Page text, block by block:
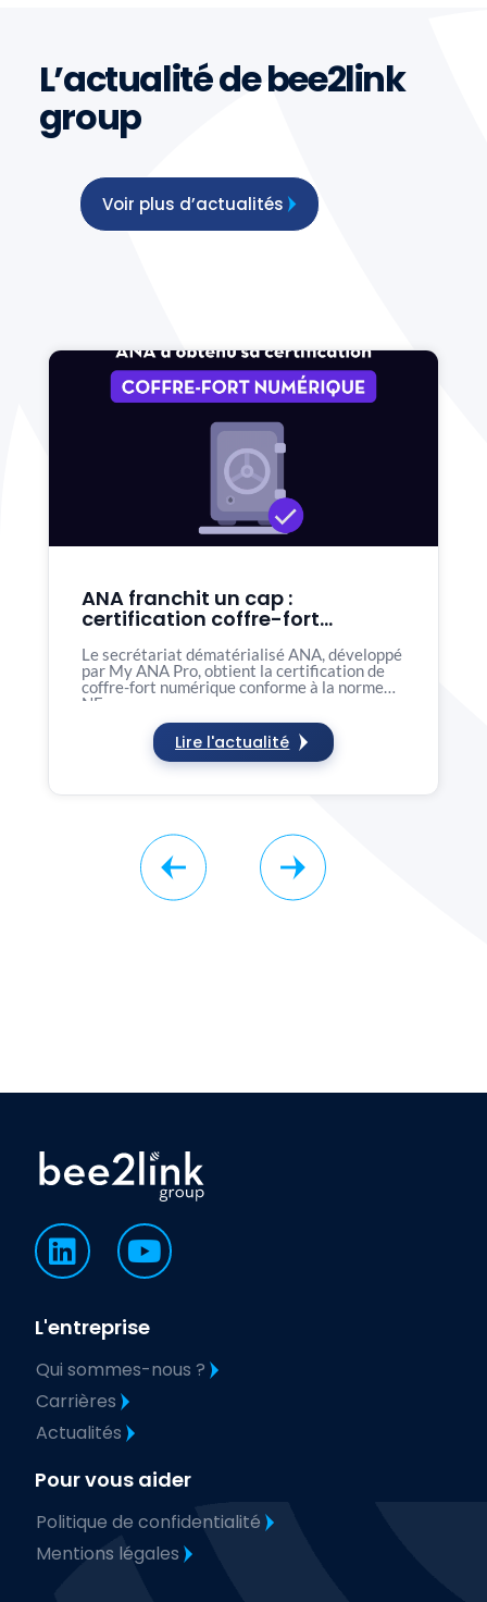
L’actualité de bee2link
group
Voir plus d’actualités
ANA franchit un cap :
certification coffre-fort
Le secrétariat dématérialisé ANA, développé
par My ANA Pro, obtient la certification de
coffre-fort numérique conforme à la norme
NF…
Lire l'actualité
L'entreprise
Qui sommes-nous ?
Carrières
Actualités
Pour vous aider
Politique de confidentialité
Mentions légales